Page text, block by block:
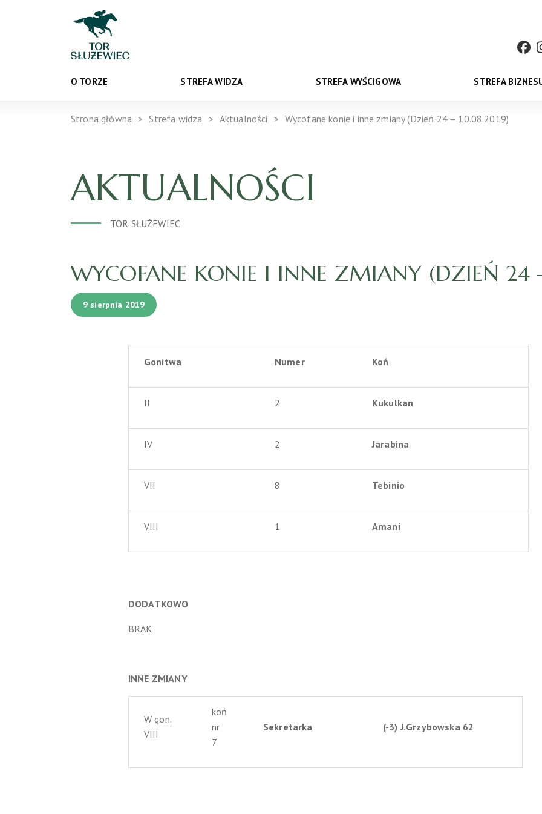
O TORZE STREFA WIDZA STREFA WYŚCIGOWA STREFA
Strona główna Strefa widza Aktualności Wycofane konie i inne zmiany (Dzień 24 – 10.08.2019)
AKTUALNOŚCI
TOR SŁUŻEWIEC
WYCOFANE KONIE I INNE ZMIANY (DZIEŃ 24
9 sierpnia 2019
Gonitwa Numer Koń
II 2 Kukulkan
IV 2 Jarabina
VII 8 Tebinio
VIII 1 Amani
DODATKOWO
BRAK
INNE ZMIANY
W gon.
VIII
koń
nr
7
Sekretarka (-3) J.Grzybowska 62